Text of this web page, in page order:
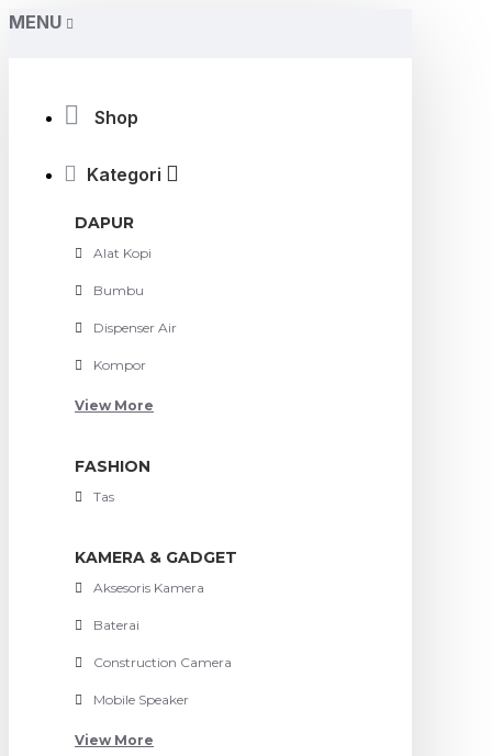
MENU
Shop
Kategori
DAPUR
Alat Kopi
Bumbu
Dispenser Air
Kompor
View More
FASHION
Tas
KAMERA & GADGET
Aksesoris Kamera
Baterai
Construction Camera
Mobile Speaker
View More